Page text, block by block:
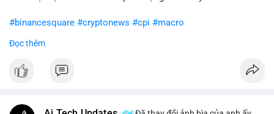
#binancesquare #cryptonews #cpi #macro
$btc $eth
#vlikevn #titanbot
Đọc thêm